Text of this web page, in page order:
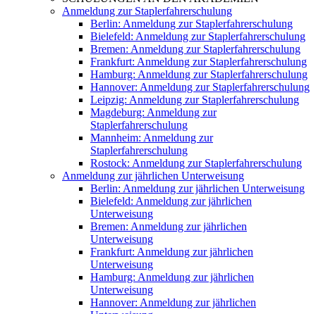
Anmeldung zur Staplerfahrerschulung
Berlin: Anmeldung zur Staplerfahrerschulung
Bielefeld: Anmeldung zur Staplerfahrerschulung
Bremen: Anmeldung zur Staplerfahrerschulung
Frankfurt: Anmeldung zur Staplerfahrerschulung
Hamburg: Anmeldung zur Staplerfahrerschulung
Hannover: Anmeldung zur Staplerfahrerschulung
Leipzig: Anmeldung zur Staplerfahrerschulung
Magdeburg: Anmeldung zur
Staplerfahrerschulung
Mannheim: Anmeldung zur
Staplerfahrerschulung
Rostock: Anmeldung zur Staplerfahrerschulung
Anmeldung zur jährlichen Unterweisung
Berlin: Anmeldung zur jährlichen Unterweisung
Bielefeld: Anmeldung zur jährlichen
Unterweisung
Bremen: Anmeldung zur jährlichen
Unterweisung
Frankfurt: Anmeldung zur jährlichen
Unterweisung
Hamburg: Anmeldung zur jährlichen
Unterweisung
Hannover: Anmeldung zur jährlichen